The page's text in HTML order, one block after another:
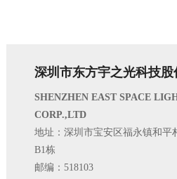
深圳市东方宇之光科技股
SHENZHEN EAST SPACE
CORP.,LTD
地址：深圳市宝安区福永镇和平
B1栋
邮编：518103